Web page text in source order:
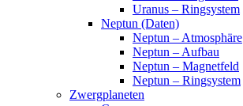
Uranus – Ringsystem
Neptun (Daten)
Neptun – Atmosphäre
Neptun – Aufbau
Neptun – Magnetfeld
Neptun – Ringsystem
Zwergplaneten